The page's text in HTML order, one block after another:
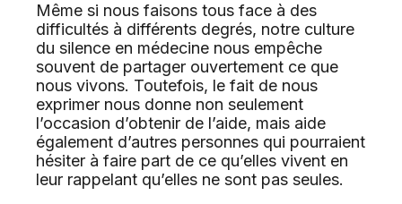
Même si nous faisons tous face à des
difficultés à différents degrés, notre culture
du silence en médecine nous empêche
souvent de partager ouvertement ce que
nous vivons. Toutefois, le fait de nous
exprimer nous donne non seulement
l’occasion d’obtenir de l’aide, mais aide
également d’autres personnes qui pourraient
hésiter à faire part de ce qu’elles vivent en
leur rappelant qu’elles ne sont pas seules.